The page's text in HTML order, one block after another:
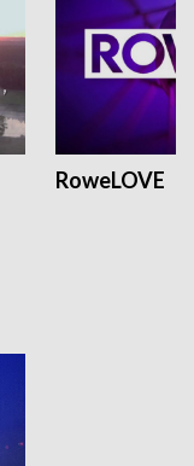
RoweLOVE